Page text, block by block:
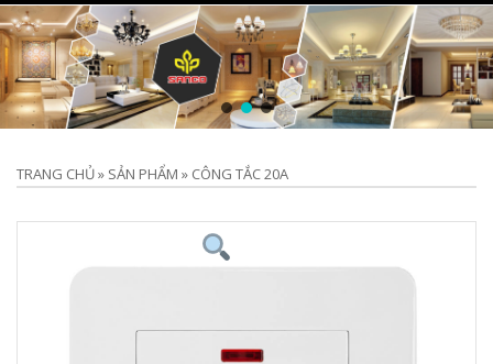
TRANG CHỦ» SẢN PHẨM » CÔNG TẮC 20A